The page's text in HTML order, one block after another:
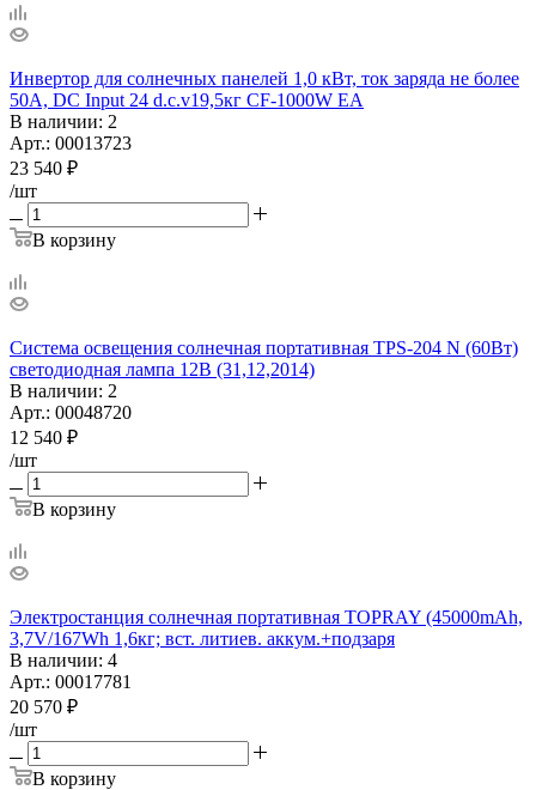
Инвертор для солнечных панелей 1,0 кВт, ток заряда не более
50А, DC Input 24 d.c.v19,5кг CF-1000W EA
В наличии: 2
Арт.: 00013723
23 540 ₽
/шт
В корзину
Система освещения солнечная портативная TPS-204 N (60Вт)
светодиодная лампа 12В (31,12,2014)
В наличии: 2
Арт.: 00048720
12 540 ₽
/шт
В корзину
Электростанция солнечная портативная TOPRAY (45000mAh,
3,7V/167Wh 1,6кг; вст. литиев. аккум.+подзаря
В наличии: 4
Арт.: 00017781
20 570 ₽
/шт
В корзину